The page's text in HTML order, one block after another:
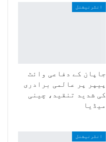
انٹرنیشنل
جاپان کے دفاعی وائٹ
پیپر پر عالمی برادری
کی شدید تنقید، چینی
میڈیا
انٹرنیشنل